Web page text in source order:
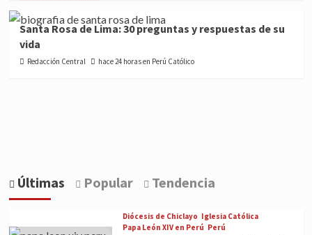
Santa Rosa de Lima: 30 preguntas y respuestas de su
vida
Redacción Central hace 24 horas en Perú Católico
Últimas Popular Tendencia
Diócesis de Chiclayo Iglesia Católica
Papa León XIV en Perú Perú